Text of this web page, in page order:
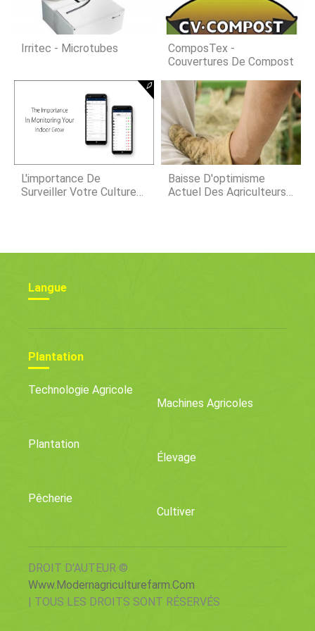
plante parfaite pour les jardins de
xéropaysage. En tant que jardiniers,
nous aimons ces espèces car elles
sont belles, facile à cultiver, et
Irritec - Microtubes
ComposTex -
Couvertures De Compost
L'importance De
Surveiller Votre Culture
Baisse D'optimisme
Actuel Des Agriculteurs ;
Langue
Plantation
Technologie Agricole
Machines Agricoles
Plantation
Élevage
Pêcherie
Cultiver
DROIT D'AUTEUR ©
Www.modernagriculturefarm.com
| TOUS LES DROITS SONT RÉSERVÉS